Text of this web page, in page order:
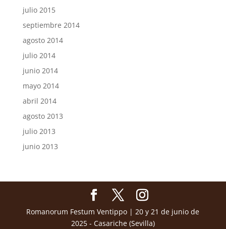
julio 2015
septiembre 2014
agosto 2014
julio 2014
junio 2014
mayo 2014
abril 2014
agosto 2013
julio 2013
junio 2013
Romanorum Festum Ventippo | 20 y 21 de junio de
2025 - Casariche (Sevilla)